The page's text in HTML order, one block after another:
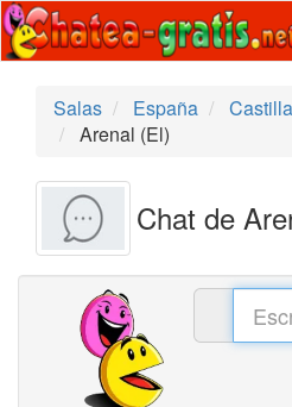
Salas
España
Arenal (El)
Chat de